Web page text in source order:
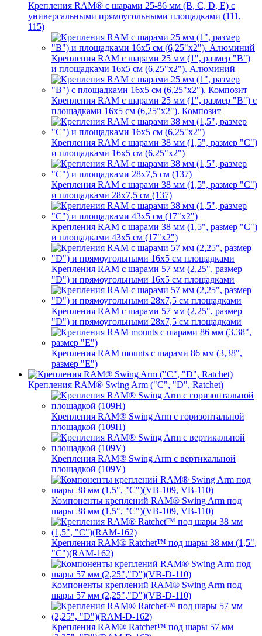
Крепления RAM® с шарами 25-86 мм (B, C, D, E) с
универсальными прямоугольными площадками (111,
115)
Крепления RAM с шарами 25 мм (1", размер "B")
и площадками 16х5 см (6,25"х2"). Алюминий
Крепления RAM с шарами 25 мм (1", размер "B") с
площадками 16х5 см (6,25"х2"). Композит
Крепления RAM с шарами 38 мм (1,5", размер "C")
и площадками 16х5 см (6,25"х2")
Крепления RAM с шарами 38 мм (1,5", размер "C")
и площадками 28х7,5 см (137)
Крепления RAM с шарами 38 мм (1,5", размер "C")
и площадками 43х5 см (17"х2")
Крепления RAM с шарами 57 мм (2,25", размер
"D") и прямоугольными 16х5 см площадками
Крепления RAM с шарами 57 мм (2,25", размер
"D") и прямоугольными 28х7,5 см площадками
Крепления RAM mounts с шарами 86 мм (3,38",
размер "E")
Крепления RAM® Swing Arm ("C", "D", Ratchet)
Крепления RAM® Swing Arm с горизонтальной
площадкой (109H)
Крепления RAM® Swing Arm с вертикальной
площадкой (109V)
Компоненты креплений RAM® Swing Arm под
шары 38 мм (1,5", "C")(VB-109, VB-110)
Крепления RAM® Ratchet™ под шары 38 мм (1,5",
"C")(RAM-162)
Компоненты креплений RAM® Swing Arm под
шары 57 мм (2,25","D")(VB-D-110)
Крепления RAM® Ratchet™ под шары 57 мм